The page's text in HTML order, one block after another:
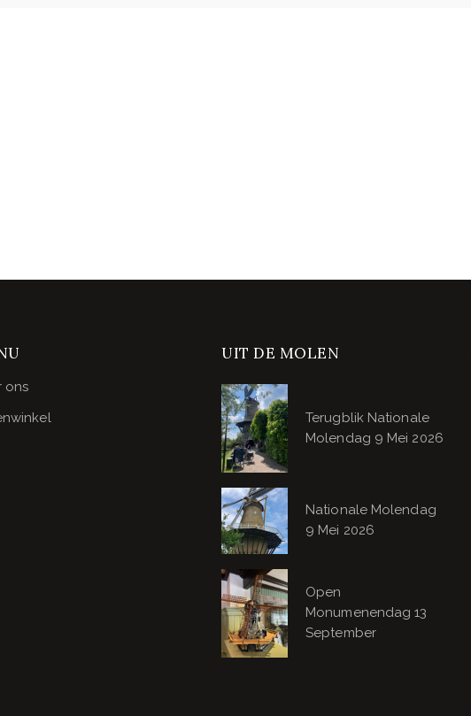
ons
UIT DE MOLEN
Terugblik Nationale
Molendag 9 Mei 2026
Nationale Molendag
9 Mei 2026
Open
Monumenendag 13
September